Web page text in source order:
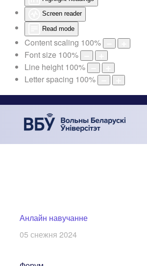
Screen reader
Read mode
Content scaling 100%
Font size 100%
Line height 100%
Letter spacing 100%
Анлайн навучанне
05 снежня 2024